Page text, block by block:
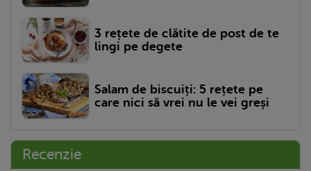
3 rețete de clătite de post de te
lingi pe degete
Salam de biscuiți: 5 rețete pe
care nici să vrei nu le vei greși
Recenzie